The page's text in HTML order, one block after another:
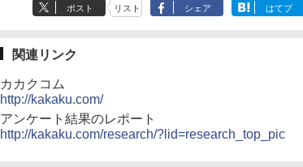
ポスト リスト シェア はてブ
関連リンク
カカクコム
http://kakaku.com/
アンケート結果のレポート
http://kakaku.com/research/?lid=research_top_pic